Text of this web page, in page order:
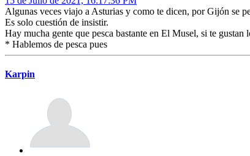
Algunas veces viajo a Asturias y como te dicen, por Gijón se
Es solo cuestión de insistir.
Hay mucha gente que pesca bastante en El Musel, si te
* Hablemos de pesca pues
Karpin